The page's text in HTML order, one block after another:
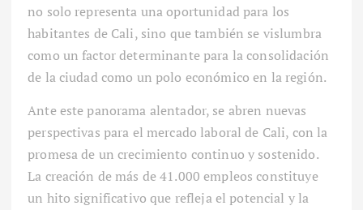
no solo representa una oportunidad para los
habitantes de Cali, sino que también se vislumbra
como un factor determinante para la consolidación
de la ciudad como un polo económico en la región.
Ante este panorama alentador, se abren nuevas
perspectivas para el mercado laboral de Cali, con la
promesa de un crecimiento continuo y sostenido.
La creación de más de 41.000 empleos constituye
un hito significativo que refleja el potencial y la